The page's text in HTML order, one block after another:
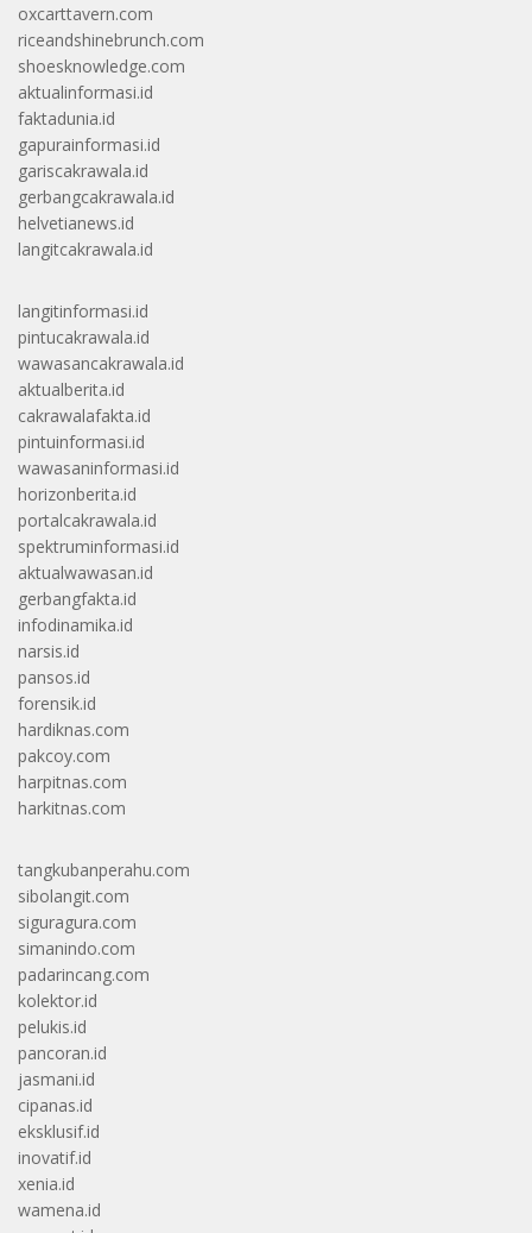
oxcarttavern.com
riceandshinebrunch.com
shoesknowledge.com
aktualinformasi.id
faktadunia.id
gapurainformasi.id
gariscakrawala.id
gerbangcakrawala.id
helvetianews.id
langitcakrawala.id
langitinformasi.id
pintucakrawala.id
wawasancakrawala.id
aktualberita.id
cakrawalafakta.id
pintuinformasi.id
wawasaninformasi.id
horizonberita.id
portalcakrawala.id
spektruminformasi.id
aktualwawasan.id
gerbangfakta.id
infodinamika.id
narsis.id
pansos.id
forensik.id
hardiknas.com
pakcoy.com
harpitnas.com
harkitnas.com
tangkubanperahu.com
sibolangit.com
siguragura.com
simanindo.com
padarincang.com
kolektor.id
pelukis.id
pancoran.id
jasmani.id
cipanas.id
eksklusif.id
inovatif.id
xenia.id
wamena.id